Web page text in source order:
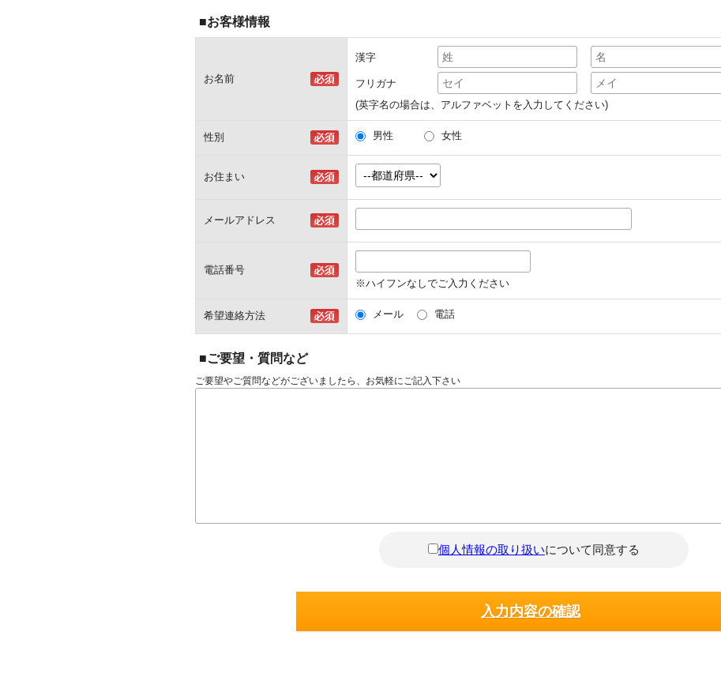
■お客様情報
お名前
漢字
フリガナ
(英字名の場合は、アルファベットを入力してください)
性別 男性 女性
お住まい
メールアドレス
電話番号
※ハイフンなしでご入力ください
希望連絡方法 メール 電話
■ご要望・質問など
ご要望やご質問などがございましたら、お気軽にご記入下さい
個人情報の取り扱いについて同意する